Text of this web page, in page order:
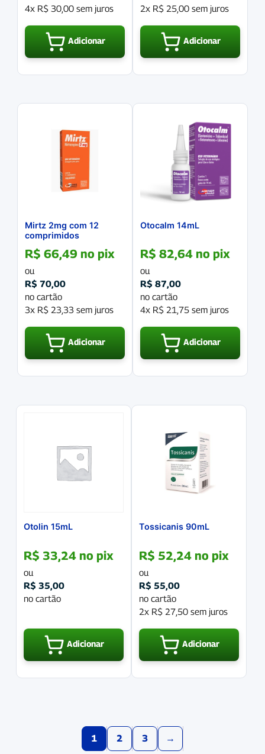
4x R$ 30,00 sem juros
Adicionar
2x R$ 25,00 sem juros
Adicionar
Mirtz 2mg com 12
comprimidos
R$ 66,49 no pix
ou
R$ 70,00
no cartão
3x R$ 23,33 sem juros
Adicionar
Otocalm 14mL
R$ 82,64 no pix
ou
R$ 87,00
no cartão
4x R$ 21,75 sem juros
Adicionar
Otolin 15mL
R$ 33,24 no pix
ou
R$ 35,00
no cartão
Adicionar
Tossicanis 90mL
R$ 52,24 no pix
ou
R$ 55,00
no cartão
2x R$ 27,50 sem juros
Adicionar
1 2 3 →